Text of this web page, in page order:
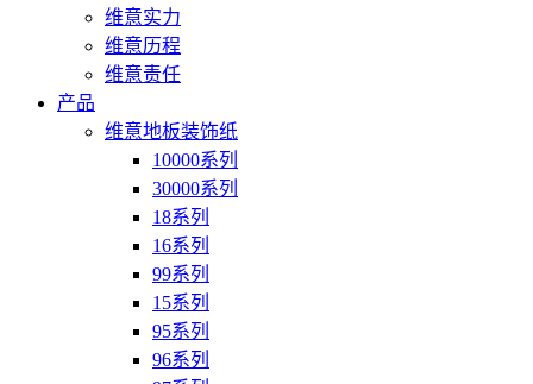
维意实力
维意历程
维意责任
产品
维意地板装饰纸
10000系列
30000系列
18系列
16系列
99系列
15系列
95系列
96系列